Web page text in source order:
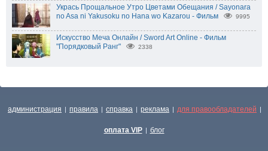
Укрась Прощальное Утро Цветами Обещания / Sayonara
no Asa ni Yakusoku no Hana wo Kazarou - Фильм
9995
Искусство Меча Онлайн / Sword Art Online - Фильм
"Порядковый Ранг"
2338
администрация | правила | справка | реклама | для правообладателей |
оплата VIP | блог